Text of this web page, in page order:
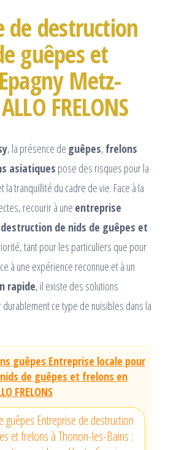
de destruction
guêpes et
Metz-
FRELONS
, la présence de guêpes, frelons
asiatiques pose des risques pour la
tranquillité du cadre de vie. Face à la
recourir à une entreprise
de nids de guêpes et
tant pour les particuliers que pour
à une expérience reconnue et à un
rapide, il existe des solutions
ce type de nuisibles dans la
guêpes Entreprise locale pour
de guêpes et frelons en
FRELONS
guêpes Entreprise de destruction
et frelons à Thonon-les-Bains :